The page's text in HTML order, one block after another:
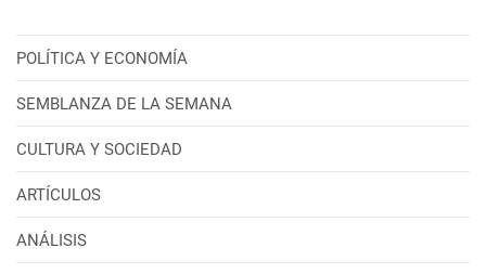
POLÍTICA Y ECONOMÍA
SEMBLANZA DE LA SEMANA
CULTURA Y SOCIEDAD
ARTÍCULOS
ANÁLISIS